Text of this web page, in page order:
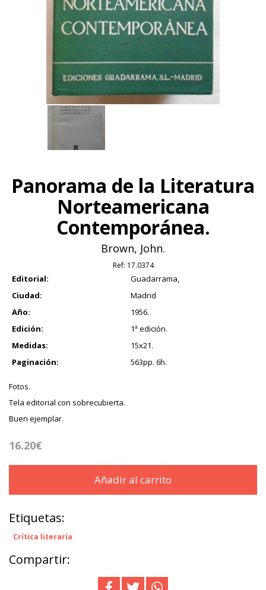
Panorama de la Literatura
Norteamericana
Contemporánea.
Brown, John.
Ref: 17.0374
Editorial:
Guadarrama,
Ciudad:
Madrid
Año:
1956.
Edición:
1ª edición.
Medidas:
15x21.
Paginación:
563pp. 6h.
Fotos.
Tela editorial con sobrecubierta.
Buen ejemplar.
16.20€
Añadir al carrito
Etiquetas:
Crítica literaria
Compartir: